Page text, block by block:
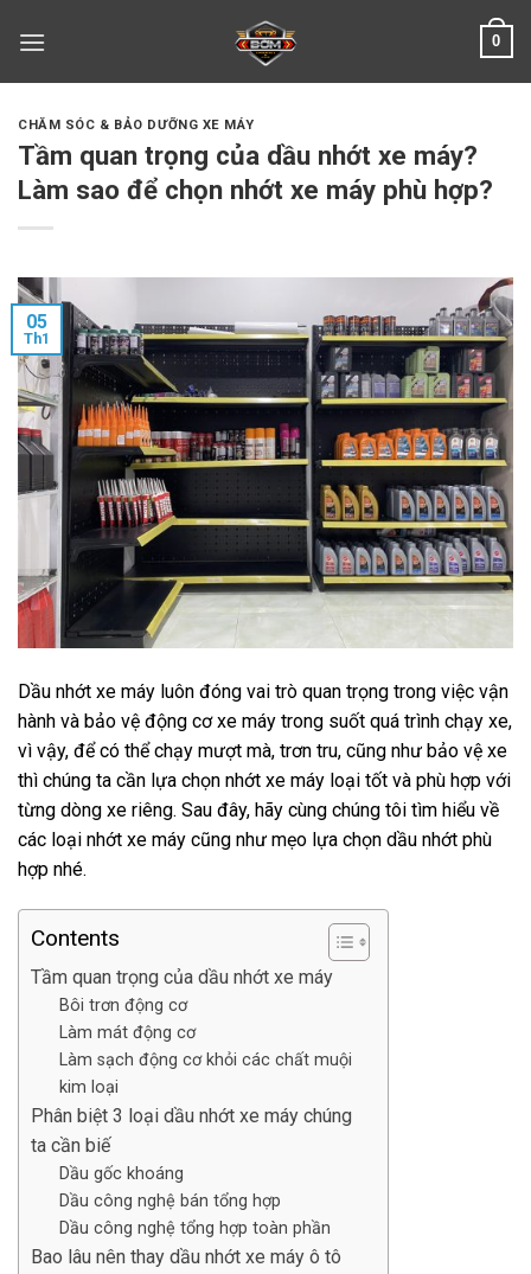
0
CHĂM SÓC & BẢO DƯỠNG XE MÁY
Tầm quan trọng của dầu nhớt xe máy?
Làm sao để chọn nhớt xe máy phù hợp?
05
Th1
Dầu nhớt xe máy luôn đóng vai trò quan trọng trong việc vận
hành và bảo vệ động cơ xe máy trong suốt quá trình chạy xe,
vì vậy, để có thể chạy mượt mà, trơn tru, cũng như bảo vệ xe
thì chúng ta cần lựa chọn nhớt xe máy loại tốt và phù hợp với
từng dòng xe riêng. Sau đây, hãy cùng chúng tôi tìm hiểu về
các loại nhớt xe máy cũng như mẹo lựa chọn dầu nhớt phù
hợp nhé.
Contents
Tầm quan trọng của dầu nhớt xe máy
Bôi trơn động cơ
Làm mát động cơ
Làm sạch động cơ khỏi các chất muội
kim loại
Phân biệt 3 loại dầu nhớt xe máy chúng
ta cần biế
Dầu gốc khoáng
Dầu công nghệ bán tổng hợp
Dầu công nghệ tổng hợp toàn phần
Bao lâu nên thay dầu nhớt xe máy ô tô